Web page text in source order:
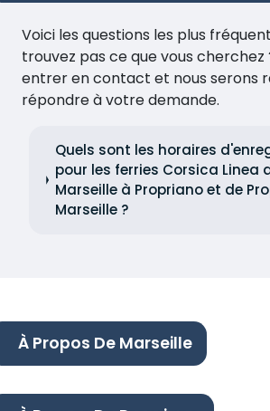
Voici les questions les plus
trouvez pas ce que vous cherchez
entrer en contact et nous serons
répondre à votre demande.
Quels sont les horaires
pour les ferries Corsica Linea
Marseille à Propriano et de
Marseille ?
À Propos De Marseille